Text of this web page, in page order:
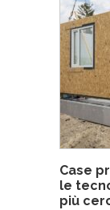
Case
le
più